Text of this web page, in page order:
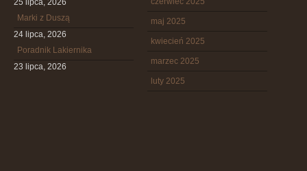
25 lipca, 2026
Marki z Duszą
24 lipca, 2026
Poradnik Lakiernika
23 lipca, 2026
maj 2025
kwiecień 2025
marzec 2025
luty 2025